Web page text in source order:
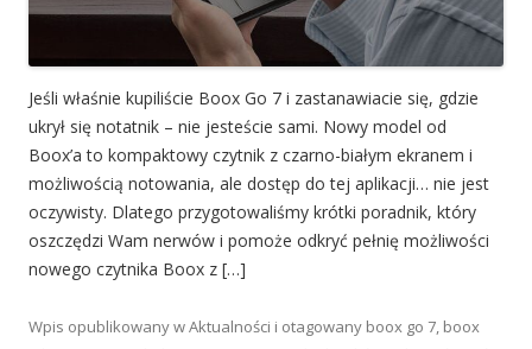
Jeśli właśnie kupiliście Boox Go 7 i zastanawiacie się, gdzie
ukrył się notatnik – nie jesteście sami. Nowy model od
Boox’a to kompaktowy czytnik z czarno-białym ekranem i
możliwością notowania, ale dostęp do tej aplikacji… nie jest
oczywisty. Dlatego przygotowaliśmy krótki poradnik, który
oszczędzi Wam nerwów i pomoże odkryć pełnię możliwości
nowego czytnika Boox z […]
Wpis opublikowany wAktualności i otagowany boox go 7, boox